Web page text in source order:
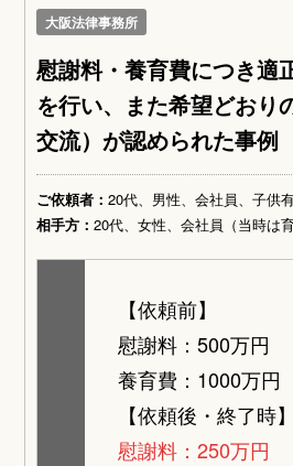
大阪法律事務所
慰謝料・養育費につき適
を行い、また希望どおり
交流）が認められた事例
ご依頼者：20代、男性、会社員、子供
相手方：20代、女性、会社員（当時は育
【依頼前】
慰謝料：500万円
養育費：1000万円
【依頼後・終了時】
慰謝料：250万円